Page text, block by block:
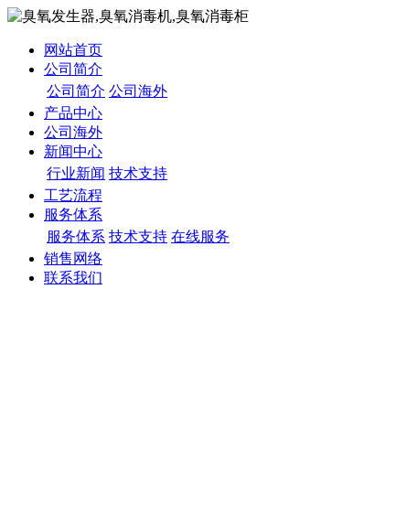
网站首页
公司简介
公司简介 公司海外
产品中心
公司海外
新闻中心
行业新闻 技术支持
工艺流程
服务体系
服务体系 技术支持 在线服务
销售网络
联系我们